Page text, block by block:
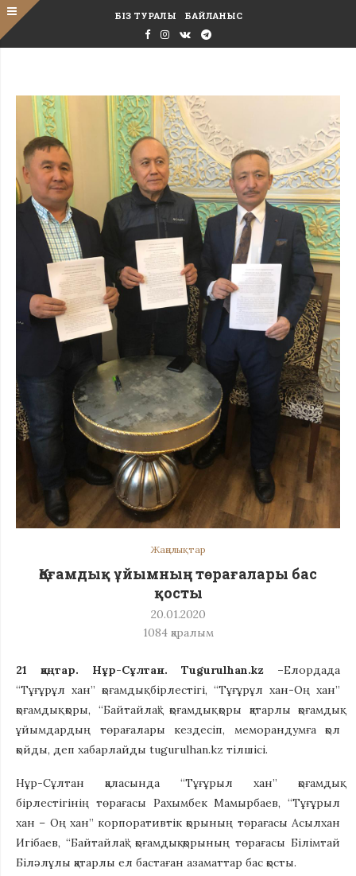
БІЗ ТУРАЛЫ БАЙЛАНЫС
Жаңалықтар
Қоғамдық ұйымның төрағалары бас
қосты
20.01.2020
1084қаралым
21 қаңтар. Нұр-Сұлтан. Tugurulhan.kz –Елордада
“Тұғұрұл хан” қоғамдық бірлестігі, “Тұғұрұл хан-Оң хан”
қоғамдық қоры, “Байтайлақ” қоғамдық қоры қатарлы қоғамдық
ұйымдардың төрағалары кездесіп, меморандумға қол
қойды, деп хабарлайды tugurulhan.kz тілшісі.
Нұр-Сұлтан қаласында “Тұғұрыл хан” қоғамдық
бірлестігінің төрағасы Рахымбек Мамырбаев, “Тұғұрыл
хан – Оң хан” корпоративтік қорының төрағасы Асылхан
Игібаев, “Байтайлақ” қоғамдық қорының төрағасы Білімтай
Біләлұлы қатарлы ел бастаған азаматтар бас қосты.